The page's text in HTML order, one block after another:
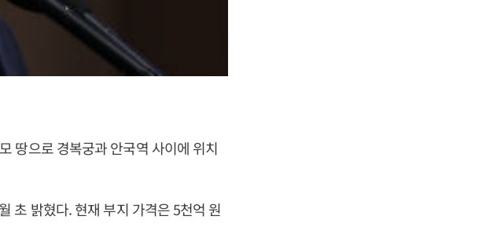
땅으로 경복궁과 안국역 사이에 위치
초 밝혔다. 현재 부지 가격은 5천억 원